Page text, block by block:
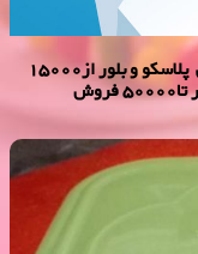
نمایندگی پلاسكو وبلورعزیزی در اهواز - حراجی پلاسکو و بلور از15000